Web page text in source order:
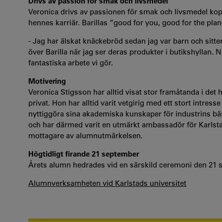
Veronica drivs av passionen för smak och livsmedel
hennes karriär. Barillas ”good for you, good for the
- Jag har älskat knäckebröd sedan jag var barn och
över Barilla när jag ser deras produkter i butikshyllan.
fantastiska arbete vi gör.
Motivering
Veronica Stigsson har alltid visat stor framåtanda i det
privat. Hon har alltid varit vetgirig med ett stort
nyttiggöra sina akademiska kunskaper för industrins
och har därmed varit en utmärkt ambassadör för
mottagare av alumnutmärkelsen.
Högtidligt firande 21 september
Årets alumn hedrades vid en särskild ceremoni den 21
Alumnverksamheten vid Karlstads universitet